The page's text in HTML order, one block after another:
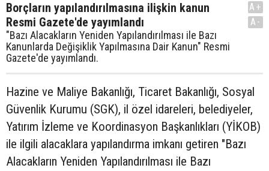
Borçların yapılandırılmasına ilişkin kanun
Resmi Gazete'de yayımlandı
"Bazı Alacakların Yeniden Yapılandırılması ile Bazı
Kanunlarda Değişiklik Yapılmasına Dair Kanun" Resmi
Gazete'de yayımlandı.
A+
A-
Hazine ve Maliye Bakanlığı, Ticaret Bakanlığı, Sosyal
Güvenlik Kurumu (SGK), il özel idareleri, belediyeler,
Yatırım İzleme ve Koordinasyon Başkanlıkları (YİKOB)
ile ilgili alacaklara yapılandırma imkanı getiren "Bazı
Alacakların Yeniden Yapılandırılması ile Bazı